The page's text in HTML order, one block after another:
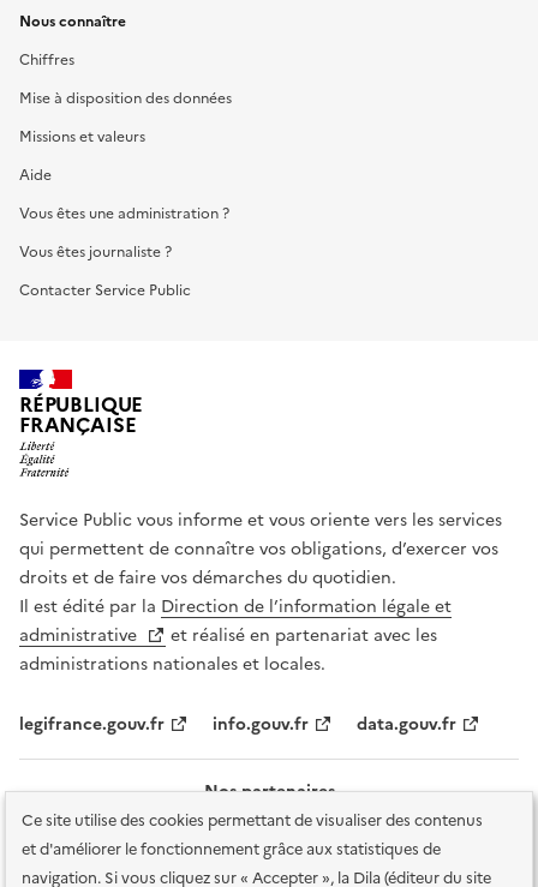
Ce site utilise des cookies permettant de visualiser des contenus
et d'améliorer le fonctionnement grâce aux statistiques de
navigation. Si vous cliquez sur « Accepter », la Dila (éditeur du site
Nous connaître
Chiffres
Mise à disposition des données
Missions et valeurs
Aide
Vous êtes une administration ?
Vous êtes journaliste ?
Contacter Service Public
RÉPUBLIQUE
FRANÇAISE
Service Public vous informe et vous oriente vers les services
qui permettent de connaître vos obligations, d’exercer vos
droits et de faire vos démarches du quotidien.
Il est édité par la Direction de l’information légale et
administrative
et réalisé en partenariat avec les
administrations nationales et locales.
legifrance.gouv.fr info.gouv.fr data.gouv.fr
Nos partenaires